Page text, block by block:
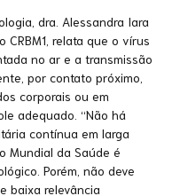
dra. Alessandra Iara
relata que o vírus
no ar e a transmissão
por contato próximo,
corporais ou em
adequado. “Não há
contínua em larga
Mundial da Saúde é
Porém, não deve
baixa relevância